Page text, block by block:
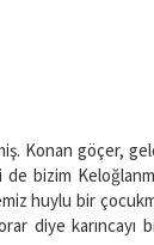
Konan göçer,
bizim
huylu bir
diye karıncayı